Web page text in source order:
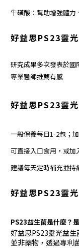
牛磺酸 ：幫助增強體
好益思PS23靈
研究成果多次發表於國
專業醫師推薦有感
好益思PS23靈
一般保養每日1-2包；
可直接入口食用，或加
建議每天定時補充並
好益思PS23靈
PS23益生菌是什麼？
好益思PS23靈光益
並非藥物，透過專利